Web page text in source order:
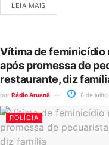
LEIA MAIS
Vítima de feminicídio
após promessa de
restaurante, diz
por Rádio Aruanã 8 de
POLÍCIA